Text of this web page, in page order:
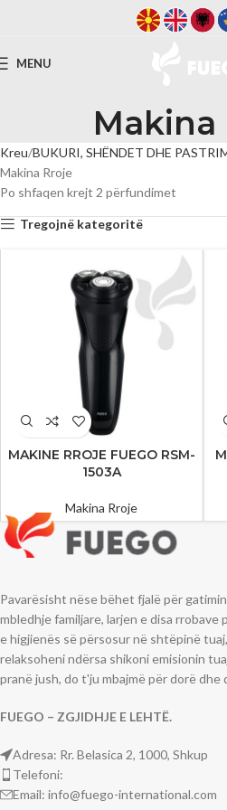
MENU
Makina
Kreu BUKURI, SHËNDET DHE
Makina Rroje
Po shfaqen krejt 2 përfundimet
Tregojnë kategoritë
MAKINE RROJE FUEGO RSM-
1503A
Makina Rroje
Pavarësisht nëse bëhet fjalë për
mbledhje familjare, larjen e disa rrobave
e higjienës së përsosur në shtëpinë
relaksoheni ndërsa shikoni emisionin
pranë jush, do t'ju mbajmë për dorë dhe
FUEGO – ZGJIDHJE E LEHTË.
Adresa: Rr. Belasica 2, 1000, Shkup
Telefoni:
Email: info@fuego-international.com